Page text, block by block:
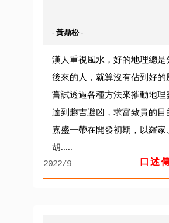
- 黃鼎松 -
漢人重視風水，好的地理總是
後來的人，就算沒有佔到好的
嘗試透過各種方法來摧動地理
達到趨吉避凶，求富致貴的目
嘉盛一帶在開發初期，以羅家
胡.....
2022/9
口述